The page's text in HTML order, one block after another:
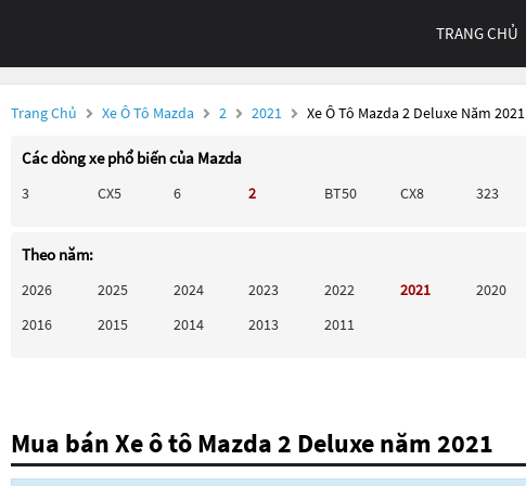
TRANG CHỦ
Trang Chủ Xe Ô Tô Mazda 2 2021 Xe Ô Tô Mazda 2 Deluxe Năm 2021
Các dòng xe phổ biến của Mazda
3 CX5 6 2 BT50 CX8 323
Theo năm:
2026 2025 2024 2023 2022 2021 2020
2016
2015 2014 2013 2011
Mua bán Xe ô tô Mazda 2 Deluxe năm 2021